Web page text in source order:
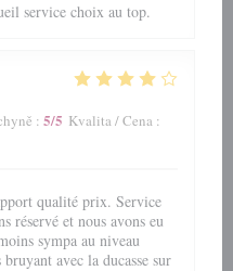
service choix au top.
: 5/5 Kvalita / Cena :
qualité prix. Service
réservé et nous avons eu
sympa au niveau
avec la ducasse sur